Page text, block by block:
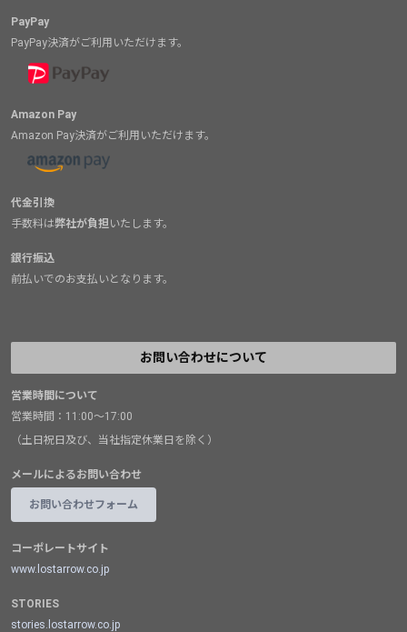
PayPay
PayPay決済がご利用いただけます。
Amazon Pay
Amazon Pay決済がご利用いただけます。
代金引換
手数料は弊社が負担 いたします。
銀行振込
前払いでのお支払いとなります。
お問い合わせについて
営業時間について
営業時間：11:00～17:00
（土日祝日及び、当社指定休業日を除く）
メールによるお問い合わせ
お問い合わせフォーム
コーポレートサイト
www.lostarrow.co.jp
STORIES
stories.lostarrow.co.jp